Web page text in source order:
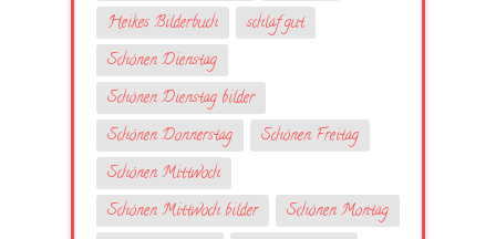
Heikes Bilderbuch
schlaf gut
Schönen Dienstag
Schönen Dienstag bilder
Schönen Donnerstag
Schönen Freitag
Schönen Mittwoch
Schönen Mittwoch bilder
Schönen Montag